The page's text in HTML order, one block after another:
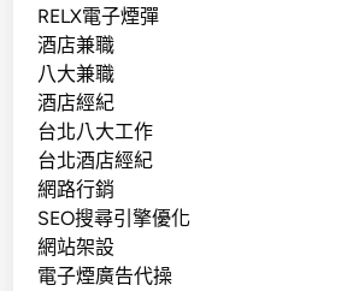
RELX電子煙彈
酒店兼職
八大兼職
酒店經紀
台北八大工作
台北酒店經紀
網路行銷
SEO搜尋引擎優化
網站架設
電子煙廣告代操